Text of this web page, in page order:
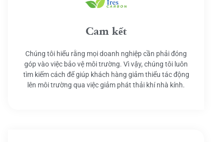
Cam kết
Chúng tôi hiểu rằng mọi doanh nghiệp cần phải đóng
góp vào việc bảo vệ môi trường. Vì vậy, chúng tôi luôn
tìm kiếm cách để giúp khách hàng giảm thiểu tác động
lên môi trường qua việc giảm phát thải khí nhà kính.